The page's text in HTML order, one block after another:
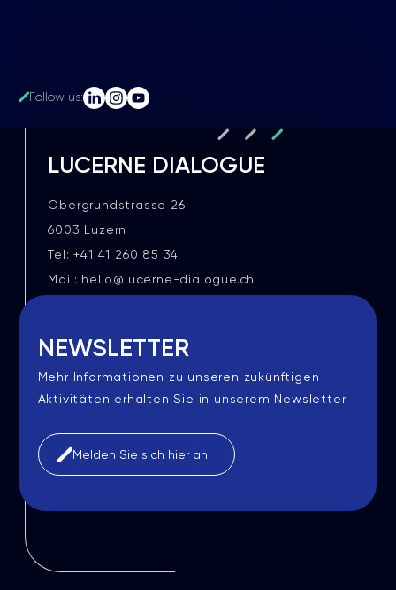
LUCERNE DIALOGUE
Obergrundstrasse 26
6003 Luzern
Tel: +41 41 260 85 34
Mail: hello@lucerne-dialogue.ch
Follow us:
NEWSLETTER
Mehr Informationen zu unseren zukünftigen
Aktivitäten erhalten Sie in unserem Newsletter.
Melden Sie sich hier an